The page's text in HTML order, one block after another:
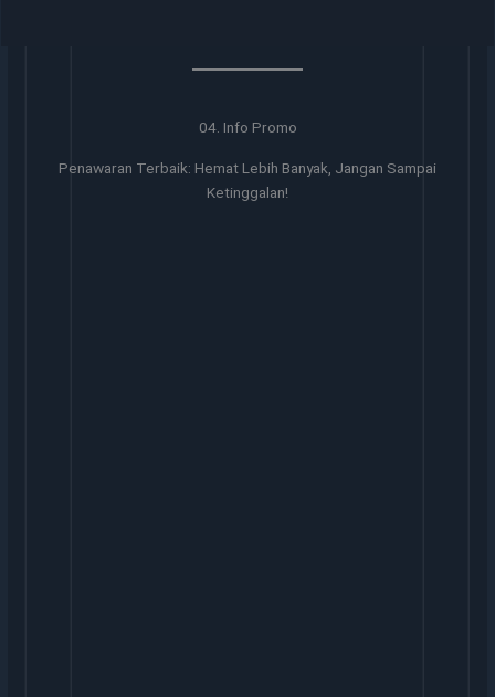
04. Info Promo
Penawaran Terbaik: Hemat Lebih Banyak, Jangan Sampai
Ketinggalan!